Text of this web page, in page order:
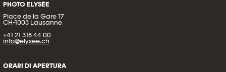
PHOTO ELYSÉE
Place de la Gare 17
CH-1003 Lausanne
+41 21 318 44 00
info@elysee.ch
ORARI DI APERTURA